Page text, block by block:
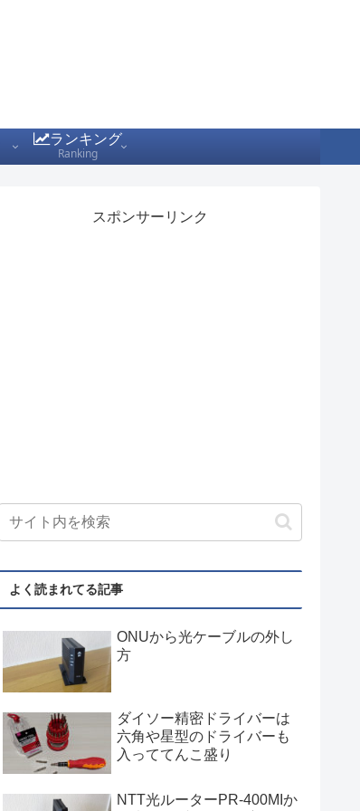
ランキング
Ranking
スポンサーリンク
よく読まれてる記事
ONUから光ケーブルの外し
方
ダイソー精密ドライバーは
六角や星型のドライバーも
入っててんこ盛り
NTT光ルーターPR-400MIか